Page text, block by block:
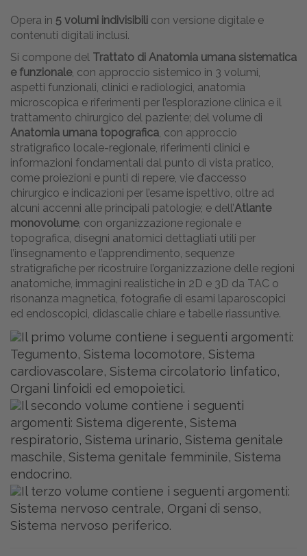
Opera in 5 volumi indivisibili con versione digitale e
contenuti digitali inclusi.
Si compone del Trattato di Anatomia umana sistematica
e funzionale, con approccio sistemico in 3 volumi,
aspetti funzionali, clinici e radiologici, anatomia
microscopica e riferimenti per l’esplorazione clinica e il
trattamento chirurgico del paziente; del volume di
Anatomia umana topografica , con approccio
stratigrafico locale-regionale, riferimenti clinici e
informazioni fondamentali dal punto di vista pratico,
come proiezioni e punti di repere, vie d’accesso
chirurgico e indicazioni per l’esame ispettivo, oltre ad
alcuni accenni alle principali patologie; e dell’Atlante
monovolume, con organizzazione regionale e
topografica, disegni anatomici dettagliati utili per
l’insegnamento e l’apprendimento, sequenze
stratigrafiche per ricostruire l’organizzazione delle regioni
anatomiche, immagini realistiche in 2D e 3D da TAC o
risonanza magnetica, fotografie di esami laparoscopici
ed endoscopici, didascalie chiare e tabelle riassuntive.
Il primo volume contiene i seguenti argomenti:
Tegumento, Sistema locomotore, Sistema
cardiovascolare, Sistema circolatorio linfatico,
Organi linfoidi ed emopoietici.
Il secondo volume contiene i seguenti
argomenti: Sistema digerente, Sistema
respiratorio, Sistema urinario, Sistema genitale
maschile, Sistema genitale femminile, Sistema
endocrino.
Il terzo volume contiene i seguenti argomenti:
Sistema nervoso centrale, Organi di senso,
Sistema nervoso periferico.